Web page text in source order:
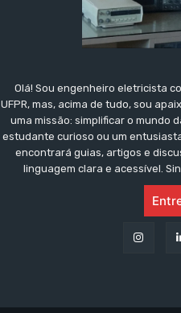
Olá! Sou engenheiro eletricista
UFPR, mas, acima de tudo, sou
uma missão: simplificar o mundo
estudante curioso ou um
encontrará guias, artigos e
linguagem clara e acessível.